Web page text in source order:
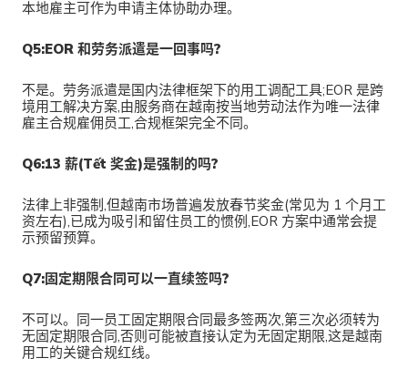
本地雇主可作为申请主体协助办理。
Q5:EOR 和劳务派遣是一回事吗?
不是。劳务派遣是国内法律框架下的用工调配工具;EOR 是跨
境用工解决方案,由服务商在越南按当地劳动法作为唯一法律
雇主合规雇佣员工,合规框架完全不同。
Q6:13 薪(Tết 奖金)是强制的吗?
法律上非强制,但越南市场普遍发放春节奖金(常见为 1 个月工
资左右),已成为吸引和留住员工的惯例,EOR 方案中通常会提
示预留预算。
Q7:固定期限合同可以一直续签吗?
不可以。同一员工固定期限合同最多签两次,第三次必须转为
无固定期限合同,否则可能被直接认定为无固定期限,这是越南
用工的关键合规红线。